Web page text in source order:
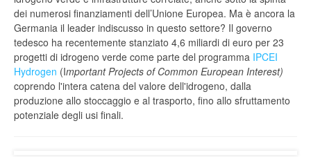
dei numerosi finanziamenti dell’Unione Europea. Ma è ancora la
Germania il leader indiscusso in questo settore? Il governo
tedesco ha recentemente stanziato 4,6 miliardi di euro per 23
progetti di idrogeno verde come parte del programma IPCEI
Hydrogen (Important Projects of Common European Interest)
coprendo l'intera catena del valore dell'idrogeno, dalla
produzione allo stoccaggio e al trasporto, fino allo sfruttamento
potenziale degli usi finali.